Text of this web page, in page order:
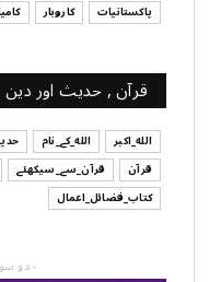
پاکستانیات
کاروبار
قرآن , حدیث اور دین
الله_اکبر الله_کے_نام
قرآن
قرآن_سے_سیکھئے
کتاب_فضائل_اعمال
- دو